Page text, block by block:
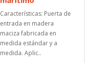
Características: Puerta de
entrada en madera
maciza fabricada en
medida estándar y a
medida. Aplic..